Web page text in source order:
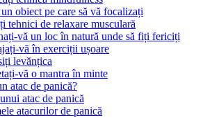
obiect pe care să vă focalizați
tehnici de relaxare musculară
vă un loc în natură unde să fiți fericiți
vă în exerciții ușoare
levănțica
vă o mantra în minte
atac de panică?
atac de panică
atacurilor de panică